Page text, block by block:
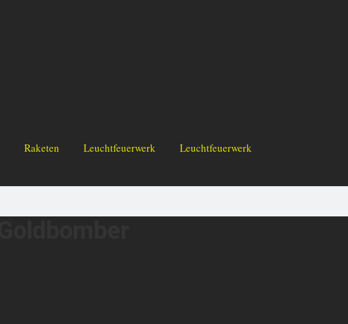
Raketen Leuchtfeuerwerk
Leuchtfeuerwerk